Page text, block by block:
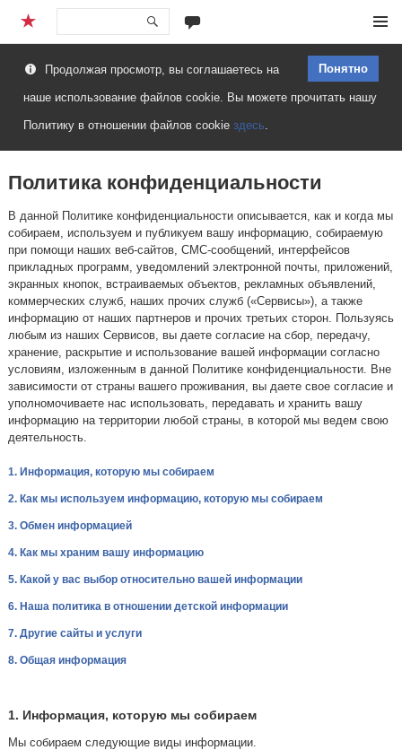
Перейти
содержимому
Понятно
Продолжая просмотр, вы соглашаетесь на
наше использование файлов cookie. Вы можете прочитать нашу
Политику в отношении файлов cookie здесь.
Политика конфиденциальности
В данной Политике конфиденциальности описывается, как и когда мы
собираем, используем и публикуем вашу информацию, собираемую
при помощи наших веб-сайтов, СМС-сообщений, интерфейсов
прикладных программ, уведомлений электронной почты, приложений,
экранных кнопок, встраиваемых объектов, рекламных объявлений,
коммерческих служб, наших прочих служб («Сервисы»), а также
информацию от наших партнеров и прочих третьих сторон. Пользуясь
любым из наших Сервисов, вы даете согласие на сбор, передачу,
хранение, раскрытие и использование вашей информации согласно
условиям, изложенным в данной Политике конфиденциальности. Вне
зависимости от страны вашего проживания, вы даете свое согласие и
уполномочиваете нас использовать, передавать и хранить вашу
информацию на территории любой страны, в которой мы ведем свою
деятельность.
1. Информация, которую мы собираем
2. Как мы используем информацию, которую мы собираем
3. Обмен информацией
4. Как мы храним вашу информацию
5. Какой у вас выбор относительно вашей информации
6. Наша политика в отношении детской информации
7. Другие сайты и услуги
8. Общая информация
1. Информация, которую мы собираем
Мы собираем следующие виды информации.